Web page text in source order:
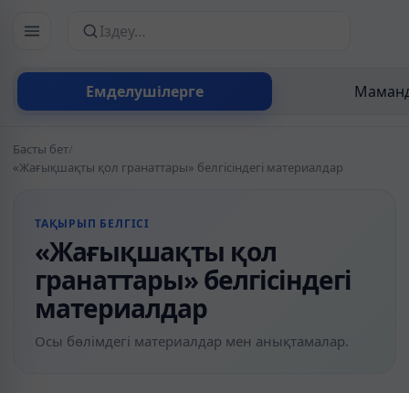
Емделушілерге
Сайттан іздеу
Басты бет/
«Жағықшақты қол гранаттары» белгісіндегі материалдар
ТАҚЫРЫП БЕЛГІСІ
«Жағықшақты қол
гранаттары» белгісіндегі
материалдар
Осы бөлімдегі материалдар мен анықтамалар.